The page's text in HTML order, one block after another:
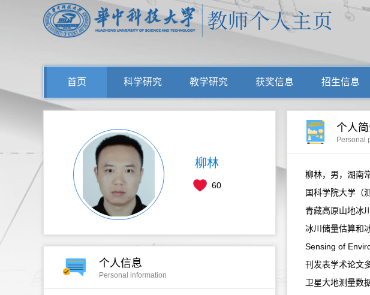
首页 科学研究 教学研究 获奖信息 招生信息
柳林
60
个人信息
Personal information
个人
Personal
柳林，男，湖南
国科学院大学（
青藏高原山地冰
冰川储量估算和
Sensing of
刊发表学术论文
卫星大地测量数